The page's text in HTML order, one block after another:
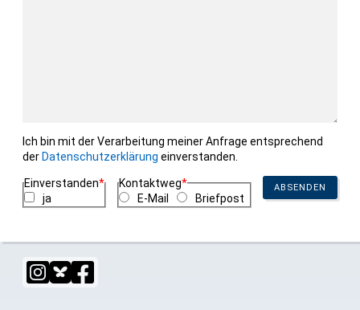
Ich bin mit der Verarbeitung meiner Anfrage entsprechend
der Datenschutzerklärung einverstanden.
Pflichtfeld
Einverstanden*
ja
Pflichtfeld
Kontaktweg*
E-Mail
Briefpost
ABSENDEN